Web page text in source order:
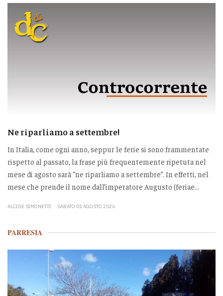
Ne riparliamo a settembre!
In Italia, come ogni anno, seppur le ferie si sono frammentate
rispetto al passato, la frase più frequentemente ripetuta nel
mese di agosto sarà “ne riparliamo a settembre”. In effetti, nel
mese che prende il nome dall’imperatore Augusto (feriae...
ALCIDE SIMONETTI SABATO 01 AGOSTO 2026
PARRESIA